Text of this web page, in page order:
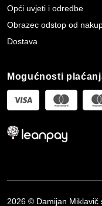
Opći uvjeti i odredbe
Obrazec odstop od
Dostava
Mogućnosti
2026 © Damijan Miklavič